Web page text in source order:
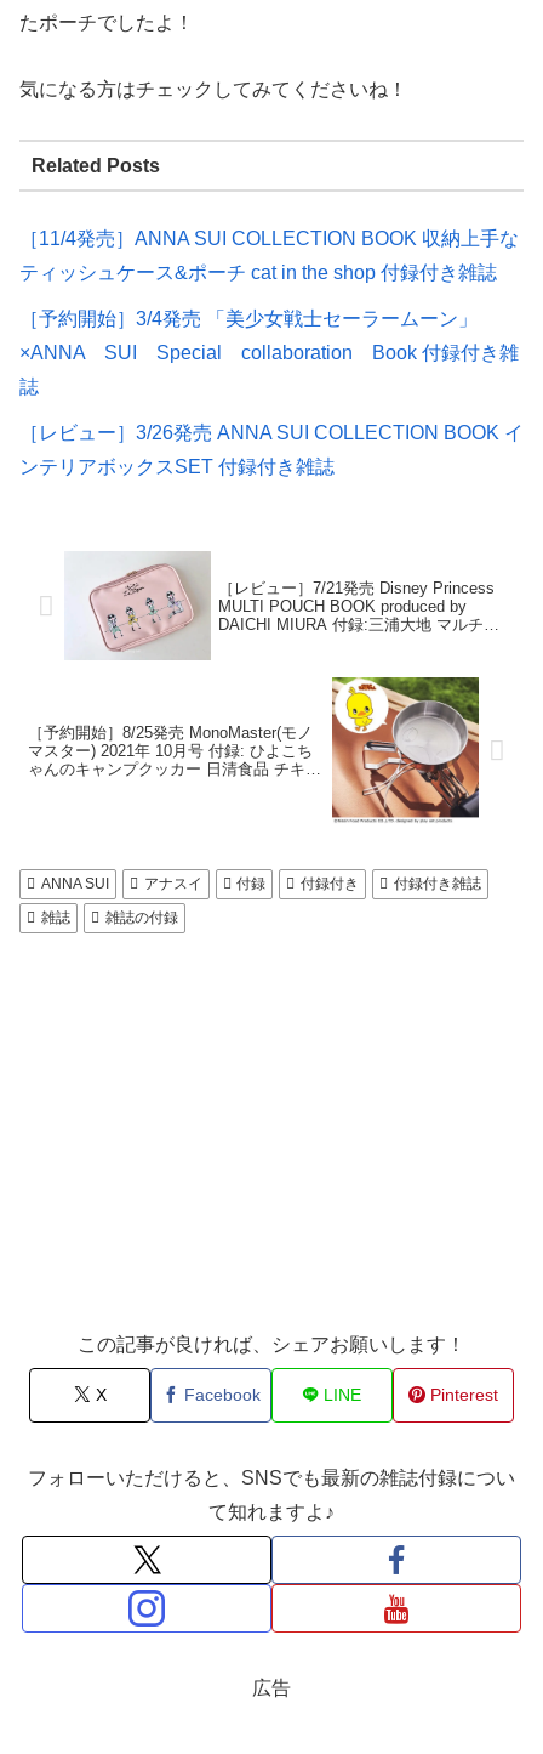
たポーチでしたよ！
気になる方はチェックしてみてくださいね！
Related Posts
［11/4発売］ANNA SUI COLLECTION BOOK 収納上手な
ティッシュケース&ポーチ cat in the shop 付録付き雑誌
［予約開始］3/4発売 「美少女戦士セーラームーン」
×ANNA SUI Special collaboration Book 付録付き雑
誌
［レビュー］3/26発売 ANNA SUI COLLECTION BOOK イ
ンテリアボックスSET 付録付き雑誌
［レビュー］7/21発売 Disney Princess
MULTI POUCH BOOK produced by
DAICHI MIURA 付録:三浦大地 マルチポー
［予約開始］8/25発売 MonoMaster(モノ
マスター) 2021年 10月号 付録: ひよこち
ゃんのキャンプクッカー 日清食品 チキン
ANNA SUI アナスイ 付録 付録付き
付録付き雑誌
雑誌
雑誌の付録
この記事が良ければ、シェアお願いします！
X Facebook LINE Pinterest
フォローいただけると、SNSでも最新の雑誌付録につい
て知れますよ♪
広告